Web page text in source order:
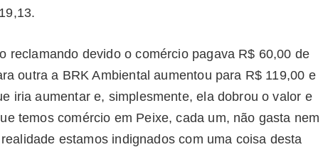
reclamando devido o comércio pagava R$ 60,00 de
outra a BRK Ambiental aumentou para R$ 119,00 e
iria aumentar e, simplesmente, ela dobrou o valor e
temos comércio em Peixe, cada um, não gasta nem
estamos indignados com uma coisa desta